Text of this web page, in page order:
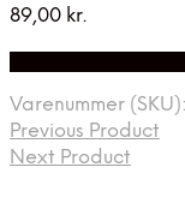
89,00 kr.
Varenummer (SKU):
Previous Product
Next Product